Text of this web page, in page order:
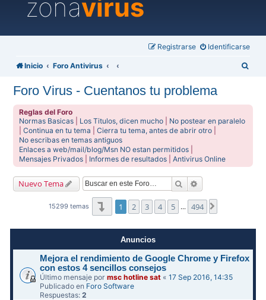
zonavirus
Identificarse
Registrarse
Inicio Foro Antivirus
Foro Virus - Cuentanos tu problema
Reglas del Foro
Normas Basicas
Los Titulos, dicen mucho
No postear en paralelo
|Continua en tu tema |Cierra tu tema, antes de abrir otro
No escribas en temas antiguos
Enlaces a web/mail/blog/Msn NO estan permitidos
Mensajes Privados
Informes de resultados |Antivirus Online
Nuevo Tema Buscar
15299 temas Página1de494
1 2 3 4 5 … 494
Anuncios
Mejora el rendimiento de Google Chrome y Firefox
con estos 4 sencillos consejos
Último mensaje pormsc hotline sat «17 Sep 2016, 14:35
Publicado en Foro Software
Respuestas:2